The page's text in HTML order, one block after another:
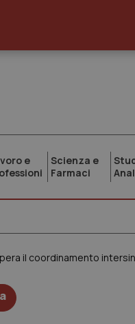
e
Scienza e
Farmaci
il coordinamento